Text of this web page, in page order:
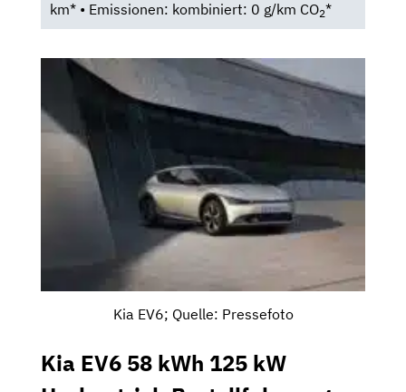
km* • Emissionen: kombiniert: 0 g/km CO2*
Kia EV6; Quelle: Pressefoto
Kia EV6 58 kWh 125 kW